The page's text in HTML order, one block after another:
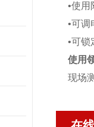
•使用
•可调
•可锁
使用
现场